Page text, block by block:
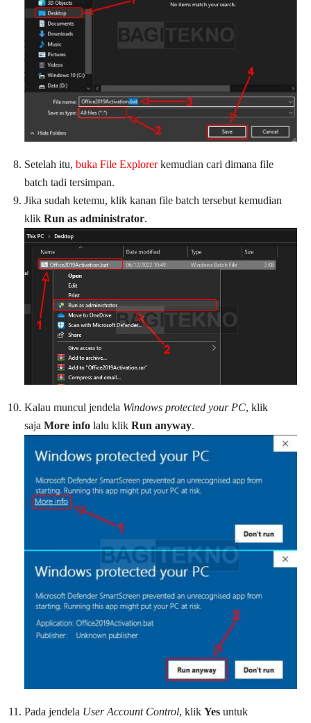
Setelah itu, buka File Explorerkemudian cari dimana file
batch tadi tersimpan.
Jika sudah ketemu, klik kanan file batch tersebut kemudian
klik Run as administrator.
Kalau muncul jendela Windows protected your PC, klik
saja More info lalu klik Run anyway.
Pada jendela User Account Control, klik Yes untuk